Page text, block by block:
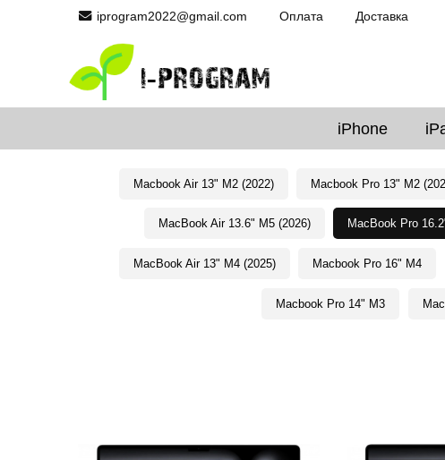
iprogram2022@gmail.com Оплата Доставка
iPhone
Macbook Air 13" M2 (2022) Macbook Pro 13" M2
MacBook Air 13.6" M5 (2026) MacBook Pro
MacBook Air 13" M4 (2025) Macbook Pro 16" M4
Macbook Pro 14" M3